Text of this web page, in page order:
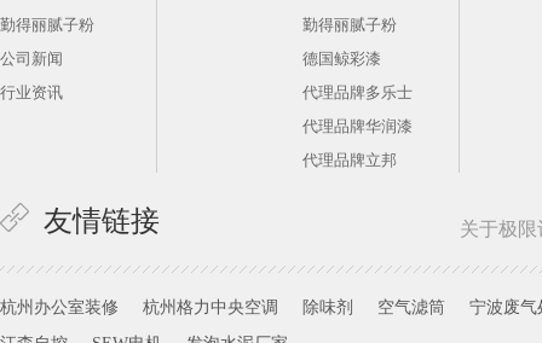
友情链接
勤得丽腻子粉
德国鲸彩漆
代理品牌多乐士
代理品牌华润漆
代理品牌立邦
勤得丽腻子粉
公司新闻
行业资讯
杭州办公室装修 杭州格力中央空调 除味剂 空气滤筒
宁波废气
关于极